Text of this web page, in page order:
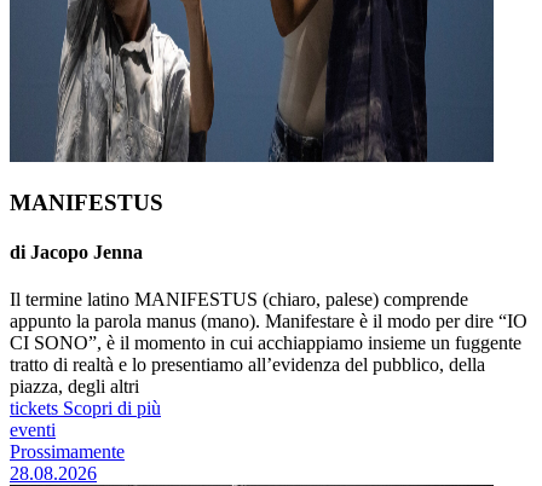
MANIFESTUS
di Jacopo Jenna
Il termine latino MANIFESTUS (chiaro, palese) comprende
appunto la parola manus (mano). Manifestare è il modo per dire “IO
CI SONO”, è il momento in cui acchiappiamo insieme un fuggente
tratto di realtà e lo presentiamo all’evidenza del pubblico, della
piazza, degli altri
tickets Scopri di più
eventi
Prossimamente
28.08.2026